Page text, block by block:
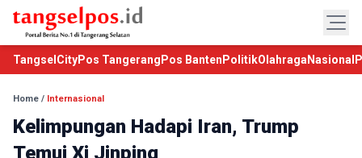
TangselCityPos Tangerang Pos Banten PolitikOlahraga Nasional
Home / Internasional
Kelimpungan Hadapi Iran, Trump
Temui Xi Jinping